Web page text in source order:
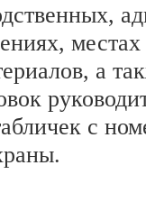
местах
а
с